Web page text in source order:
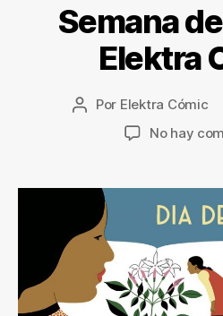
Semana
Elektra
Autor
Por Elektra Cómic
No hay